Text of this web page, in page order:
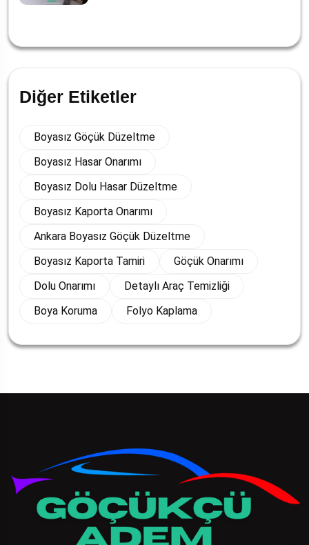
Diğer Etiketler
Boyasız Göçük Düzeltme
Boyasız Hasar Onarımı
Boyasız Dolu Hasar Düzeltme
Boyasız Kaporta Onarımı
Ankara Boyasız Göçük Düzeltme
Boyasız Kaporta Tamiri
Göçük Onarımı
Dolu Onarımı
Detaylı Araç Temizliği
Boya Koruma
Folyo Kaplama